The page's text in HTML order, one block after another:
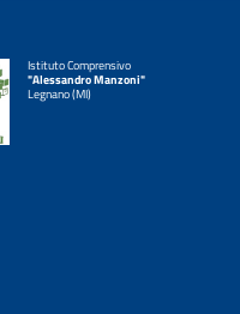
Istituto Comprensivo
"Alessandro Manzoni"
Legnano (MI)